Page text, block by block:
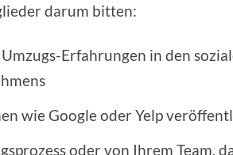
darum bitten:
Erfahrungen in den
wie Google oder Yelp
oder von Ihrem Team,